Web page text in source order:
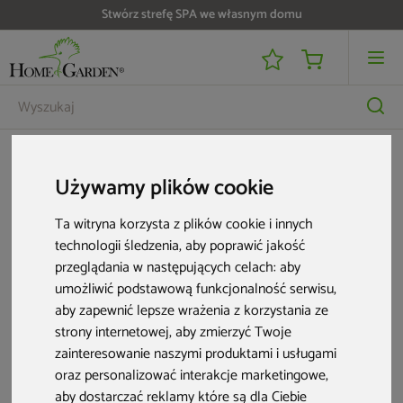
Używamy plików cookie
Ta witryna korzysta z plików cookie i innych
technologii śledzenia, aby poprawić jakość
przeglądania w następujących celach:aby
umożliwić podstawową funkcjonalność serwisu,
aby zapewnić lepsze wrażenia z korzystania ze
strony internetowej,aby zmierzyć Twoje
zainteresowanie naszymi produktami i usługami
oraz personalizować interakcje marketingowe,
aby dostarczać reklamy które są dla Ciebie
Stwórz strefę SPA we własnym domu
Aktualne oferty
Poduszka na Poduszka na